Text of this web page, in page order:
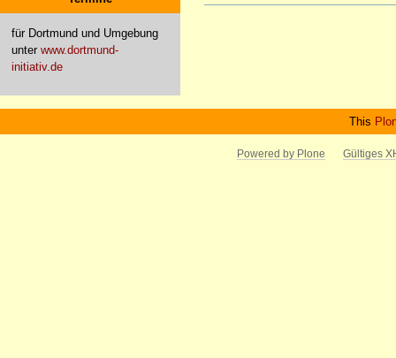
für Dortmund und Umgebung
unter www.dortmund-
initiativ.de
This
Powered by Plone Gültiges